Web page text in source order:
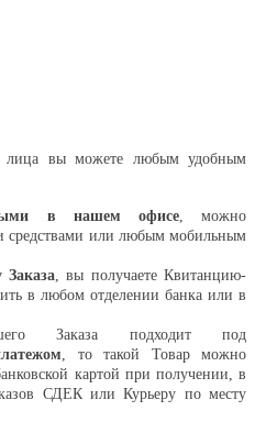
лица вы можете любым удобным
в нашем офисе, можно
средствами или любым мобильным
Заказа , вы получаете Квитанцию-
в любом отделении банка или в
Заказа подходит под
, то такой Товар можно
картой при получении, в
СДЕК или Курьеру по месту